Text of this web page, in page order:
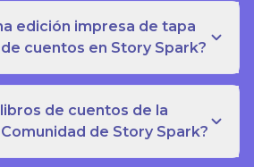
edición impresa de tapa
cuentos en Story Spark?
de cuentos de la
de Story Spark?